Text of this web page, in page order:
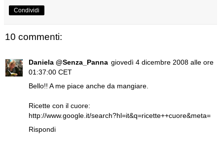
Condividi
10 commenti:
Daniela @Senza_Panna giovedì 4 dicembre 2008 alle ore
01:37:00 CET
Bello!! A me piace anche da mangiare.
Ricette con il cuore:
http://www.google.it/search?hl=it&q=ricette++cuore&meta=
Rispondi